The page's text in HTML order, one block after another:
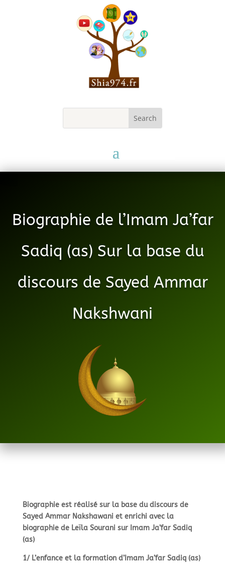
Biographie de l’Imam Ja’far
Sadiq (as) Sur la base du
discours de Sayed Ammar
Nakshwani
Biographie est réalisé sur la base du discours de
Sayed Ammar Nakshawani et enrichi avec la
biographie de Leïla Sourani sur Imam Ja’far Sadiq
(as)
1/ L’enfance et la formation d’Imam Ja’far Sadiq (as)